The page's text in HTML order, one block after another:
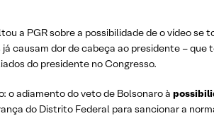
a PGR sobre a possibilidade de o vídeo se
já causam dor de cabeça ao presidente –
do presidente no Congresso.
o adiamento do veto de Bolsonaro à
do Distrito Federal para sancionar a